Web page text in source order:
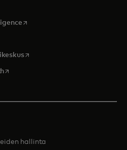
tab
opens in a new tab
in a new tab
opens in a new tab
opens in a new tab
hallinta